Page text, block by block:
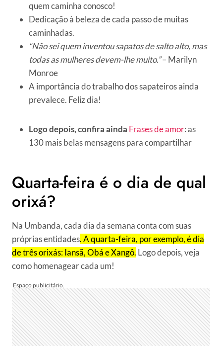
quem caminha conosco!
Dedicação à beleza de cada passo de muitas
caminhadas.
“Não sei quem inventou sapatos de salto alto, mas
todas as mulheres devem-lhe muito.”– Marilyn
Monroe
A importância do trabalho dos sapateiros ainda
prevalece. Feliz dia!
Logo depois, confira ainda Frases de amor: as
130 mais belas mensagens para compartilhar
Quarta-feira é o dia de qual
orixá?
Na Umbanda, cada dia da semana conta com suas
próprias entidades. A quarta-feira, por exemplo, é dia
de três orixás: Iansã, Obá e Xangô. Logo depois, veja
como homenagear cada um!